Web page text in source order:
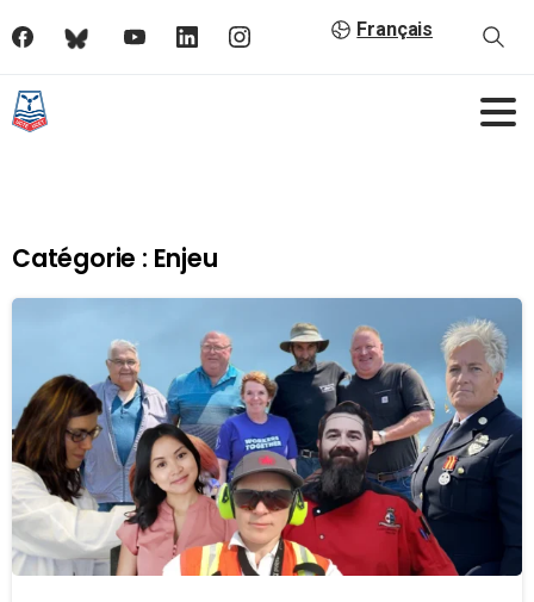
Français
Catégorie : Enjeu